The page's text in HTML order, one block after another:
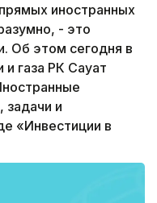
иностранных
- это
Об этом сегодня в
газа РК Сауат
задачи и
«Инвестиции в